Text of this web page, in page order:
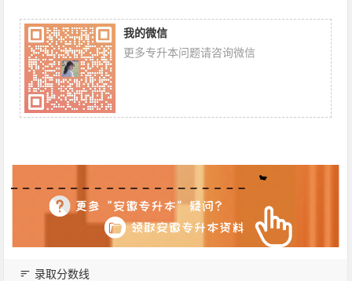
我的微信
更多专升本问题请咨询微信
录取分数线